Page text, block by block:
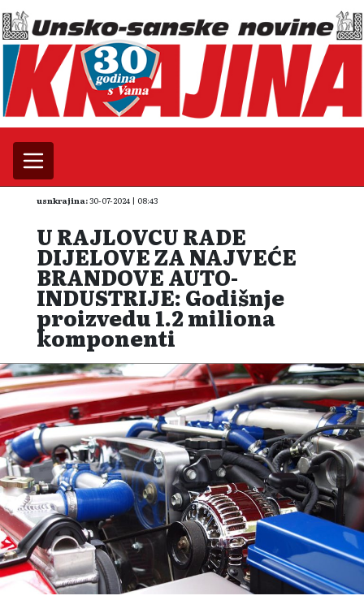
usnkrajina:30-07-2024 | 08:43
U RAJLOVCU RADE
DIJELOVE ZA NAJVEĆE
BRANDOVE AUTO-
INDUSTRIJE: Godišnje
proizvedu 1.2 miliona
komponenti